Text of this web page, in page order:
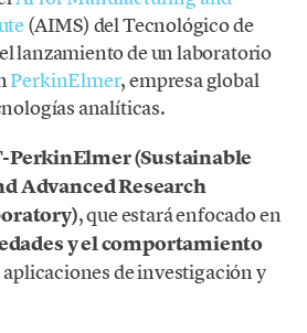
(AIMS) del Tecnológico de
lanzamiento de un laboratorio
PerkinElmer, empresa global
analíticas.
PerkinElmer(Sustainable
Advanced Research
, que estará enfocado en
y el comportamiento
aplicaciones de investigación y